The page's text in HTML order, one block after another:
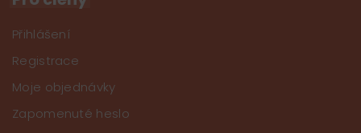
Přihlášení
Registrace
Moje objednávky
Zapomenuté heslo